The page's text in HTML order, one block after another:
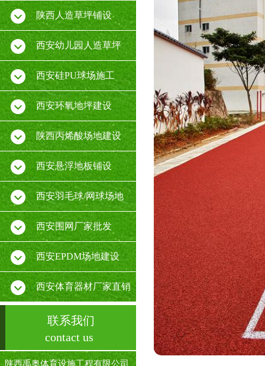
陕西人造草坪铺设
西安幼儿园人造草坪
西安硅PU球场施工
西安环氧地坪建设
陕西丙烯酸场地建设
西安悬浮地板铺设
西安羽毛球/网球场地
西安围网厂家批发
西安EPDM场地建设
西安体育器材厂家直销
联系我们
contact us
陕西禹奥体育设施工程有限公司